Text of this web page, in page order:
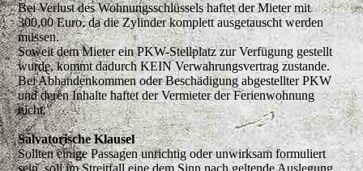
Bei Verlust des Wohnungsschlüssels haftet der Mieter mit
300,00 Euro, da die Zylinder komplett ausgetauscht werden
müssen.
Soweit dem Mieter ein PKW-Stellplatz zur Verfügung gestellt
wurde, kommt dadurch KEIN Verwahrungsvertrag zustande.
Bei Abhandenkommen oder Beschädigung abgestellter PKW
und deren Inhalte haftet der Vermieter der Ferienwohnung
nicht.
Salvatorische Klausel
Sollten einige Passagen unrichtig oder unwirksam formuliert
sein, soll im Streitfall eine dem Sinn nach geltende Auslegung